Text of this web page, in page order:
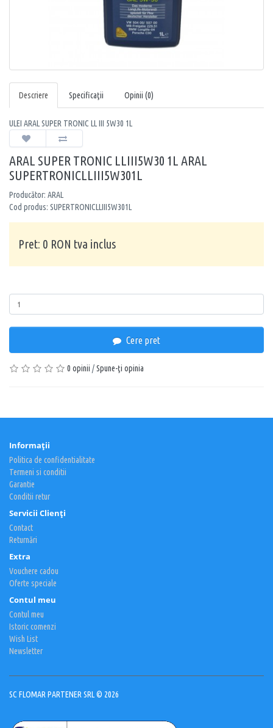
Descriere Specificaţii Opinii (0)
ULEI ARAL SUPER TRONIC LL III 5W30 1L
ARAL SUPER TRONIC LLIII5W30 1L ARAL
SUPERTRONICLLIII5W301L
Producător: ARAL
Cod produs: SUPERTRONICLLIII5W301L
Pret: 0 RON tva inclus
Cere pret
0 opinii /Spune-ţi opinia
Informaţii
Politica de confidentialitate
Termeni si conditii
Garantie
Conditii retur
Servicii Clienţi
Contact
Returnări
Extra
Vouchere cadou
Oferte speciale
Contul meu
Contul meu
Istoric comenzi
Wish List
Newsletter
SC FLOMAR PARTENER SRL © 2026